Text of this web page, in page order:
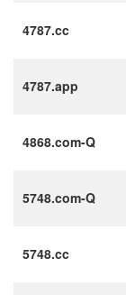
4787.cc
4787.app
4868.com-Q
5748.com-Q
5748.cc